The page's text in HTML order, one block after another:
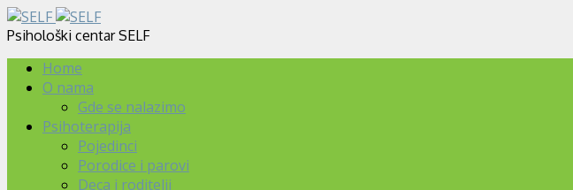
Psihološki centar SELF
Home
O nama
Gde se nalazimo
Psihoterapija
Pojedinci
Porodice i parovi
Deca i roditelji